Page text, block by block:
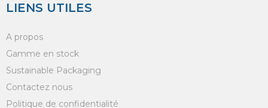
LIENS UTILES
A propos
Gamme en stock
Sustainable Packaging
Contactez nous
Politique de confidentialité